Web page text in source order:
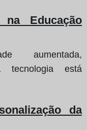
na Educação
aumentada,
tecnologia está
da